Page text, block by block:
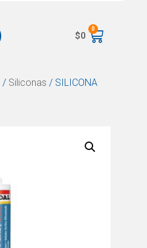
$0
0
/ Siliconas / SILICONA